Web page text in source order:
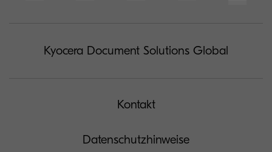
Kyocera Document Solutions Global
Kontakt
Datenschutzhinweise